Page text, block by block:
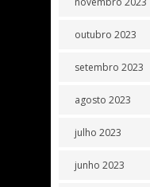
outubro 2023
setembro 2023
agosto 2023
julho 2023
junho 2023